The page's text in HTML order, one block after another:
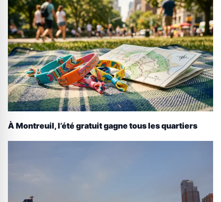
À Montreuil, l’été gratuit gagne tous les quartiers